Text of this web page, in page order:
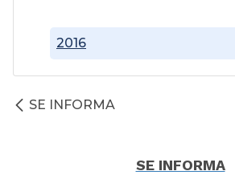
2016
SE INFORMA
SE INFORMA